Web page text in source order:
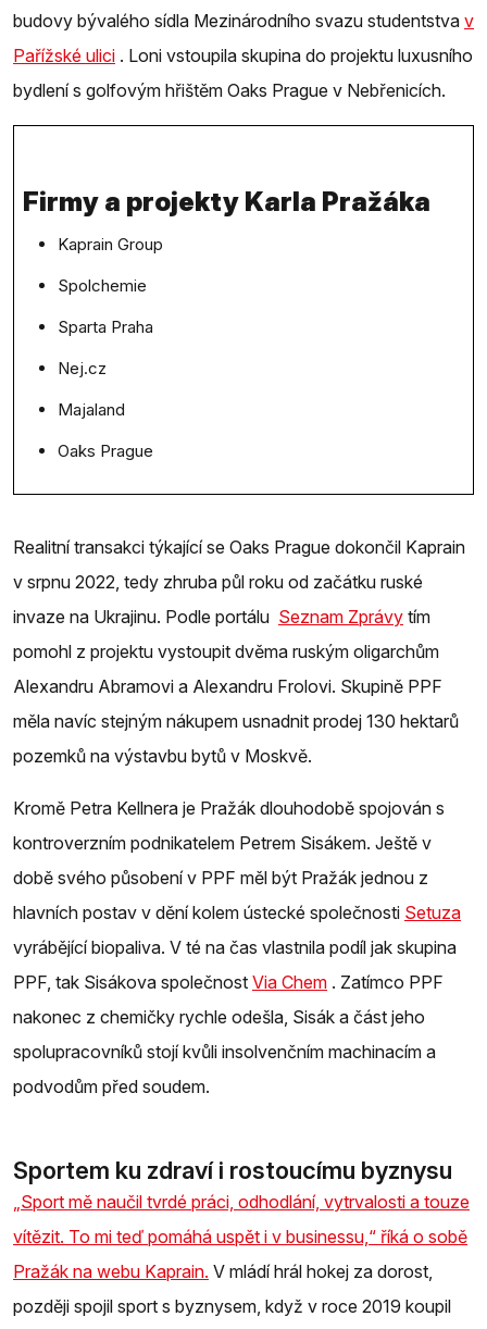
budovy bývalého sídla Mezinárodního svazu studentstva v
Pařížské ulici . Loni vstoupila skupina do projektu luxusního
bydlení s golfovým hřištěm Oaks Prague v Nebřenicích.
Firmy a projekty Karla Pražáka
Kaprain Group
Spolchemie
Sparta Praha
Nej.cz
Majaland
Oaks Prague
Realitní transakci týkající se Oaks Prague dokončil Kaprain
v srpnu 2022, tedy zhruba půl roku od začátku ruské
invaze na Ukrajinu. Podle portálu Seznam Zprávy tím
pomohl z projektu vystoupit dvěma ruským oligarchům
Alexandru Abramovi a Alexandru Frolovi. Skupině PPF
měla navíc stejným nákupem usnadnit prodej 130 hektarů
pozemků na výstavbu bytů v Moskvě.
Kromě Petra Kellnera je Pražák dlouhodobě spojován s
kontroverzním podnikatelem Petrem Sisákem. Ještě v
době svého působení v PPF měl být Pražák jednou z
hlavních postav v dění kolem ústecké společnosti Setuza
vyrábějící biopaliva. V té na čas vlastnila podíl jak skupina
PPF, tak Sisákova společnost Via Chem . Zatímco PPF
nakonec z chemičky rychle odešla, Sisák a část jeho
spolupracovníků stojí kvůli insolvenčním machinacím a
podvodům před soudem.
Sportem ku zdraví i rostoucímu byznysu
„Sport mě naučil tvrdé práci, odhodlání, vytrvalosti a touze
vítězit. To mi teď pomáhá uspět i v businessu,“ říká o sobě
Pražák na webu Kaprain. V mládí hrál hokej za dorost,
později spojil sport s byznysem, když v roce 2019 koupil